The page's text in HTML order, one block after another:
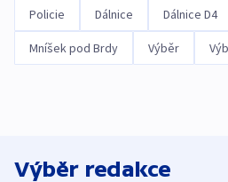
Policie Dálnice Dálnice D4
Mníšek pod Brdy Výběr
Výběr redakce